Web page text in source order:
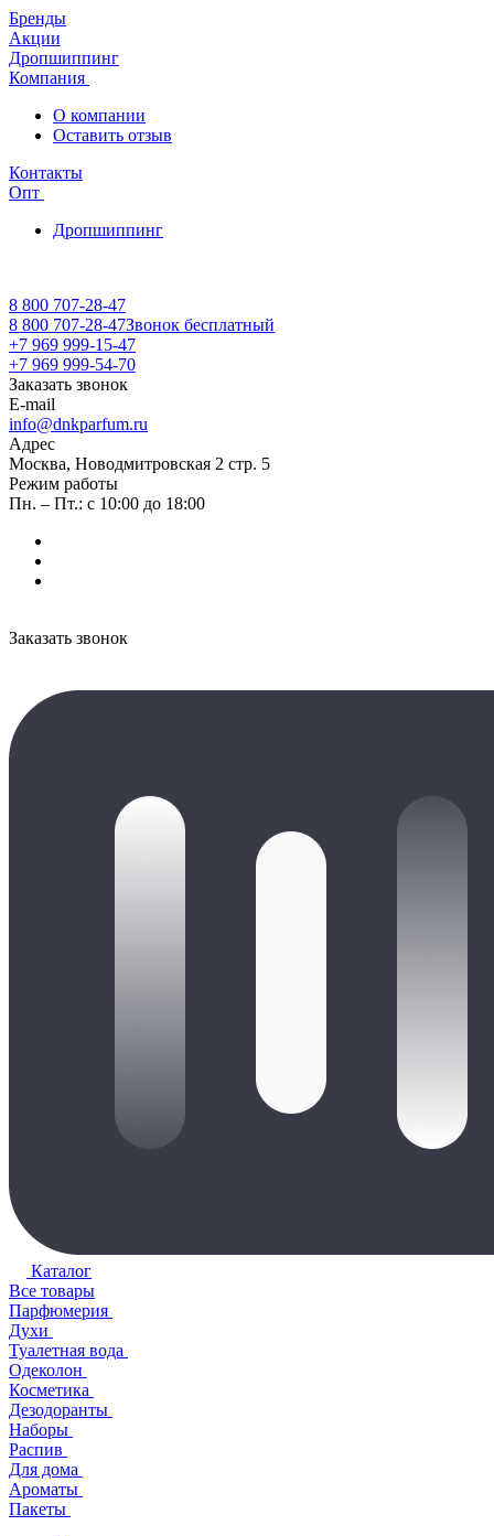
Бренды
Акции
Дропшиппинг
Компания
О компании
Оставить отзыв
Контакты
Опт
Дропшиппинг
8 800 707-28-47
8 800 707-28-47Звонок бесплатный
+7 969 999-15-47
+7 969 999-54-70
Заказать звонок
E-mail
info@dnkparfum.ru
Адрес
Москва, Новодмитровская 2 стр. 5
Режим работы
Пн. – Пт.: с 10:00 до 18:00
Заказать звонок
Каталог
Все товары
Парфюмерия
Духи
Туалетная вода
Одеколон
Косметика
Дезодоранты
Наборы
Распив
Для дома
Ароматы
Пакеты